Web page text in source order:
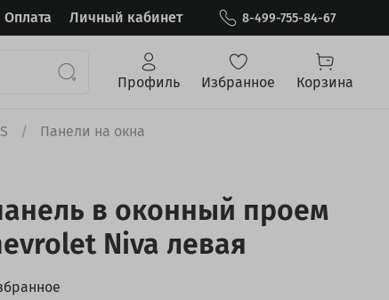
Оплата Личный кабинет 8-499-755-84-67
Профиль Избранное Корзина
Панели на окна
в оконный проем
Niva левая